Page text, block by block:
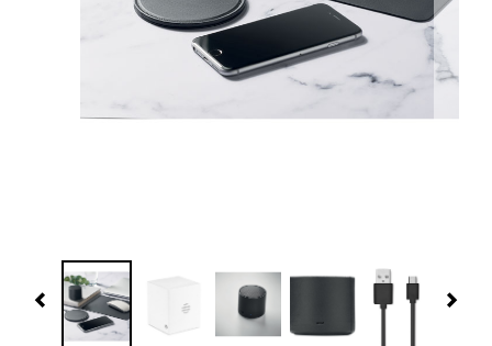
Previous